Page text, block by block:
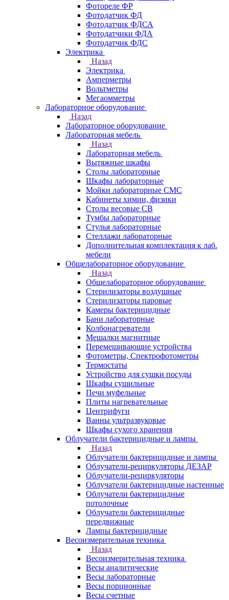
Фотореле ФР
Фотодатчик ФД
Фотодатчик ФДСА
Фотодатчики ФДА
Фотодатчик ФДС
Электрика
Назад
Электрика
Амперметры
Вольтметры
Мегаомметры
Лабораторное оборудование
Назад
Лабораторное оборудование
Лабораторная мебель
Назад
Лабораторная мебель
Вытяжные шкафы
Столы лабораторные
Шкафы лабораторные
Мойки лабораторные СМС
Кабинеты химии, физики
Столы весовые СВ
Тумбы лабораторные
Стулья лабораторные
Стеллажи лабораторные
Дополнительная комплектация к лаб.
мебели
Общелабораторное оборудование
Назад
Общелабораторное оборудование
Стерилизаторы воздушные
Стерилизаторы паровые
Камеры бактерицидные
Бани лабораторные
Колбонагреватели
Мешалки магнитные
Перемешивающие устройства
Фотометры, Спектрофотометры
Термостаты
Устройство для сушки посуды
Шкафы сушильные
Печи муфельные
Плиты нагревательные
Центрифуги
Ванны ультразвуковые
Шкафы сухого хранения
Облучатели бактерицидные и лампы
Назад
Облучатели бактерицидные и лампы
Облучатели-рециркуляторы ДЕЗАР
Облучатели-рециркуляторы
Облучатели бактерицидные настенные
Облучатели бактерицидные
потолочные
Облучатели бактерицидные
передвижные
Лампы бактерицидные
Весоизмерительная техника
Назад
Весоизмерительная техника
Весы аналитические
Весы лабораторные
Весы порционные
Весы счетные